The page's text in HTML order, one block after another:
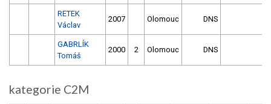
RETEK
Václav
2007 Olomouc DNS
GABRLÍK
Tomáš
2000 2 Olomouc DNS
kategorie C2M